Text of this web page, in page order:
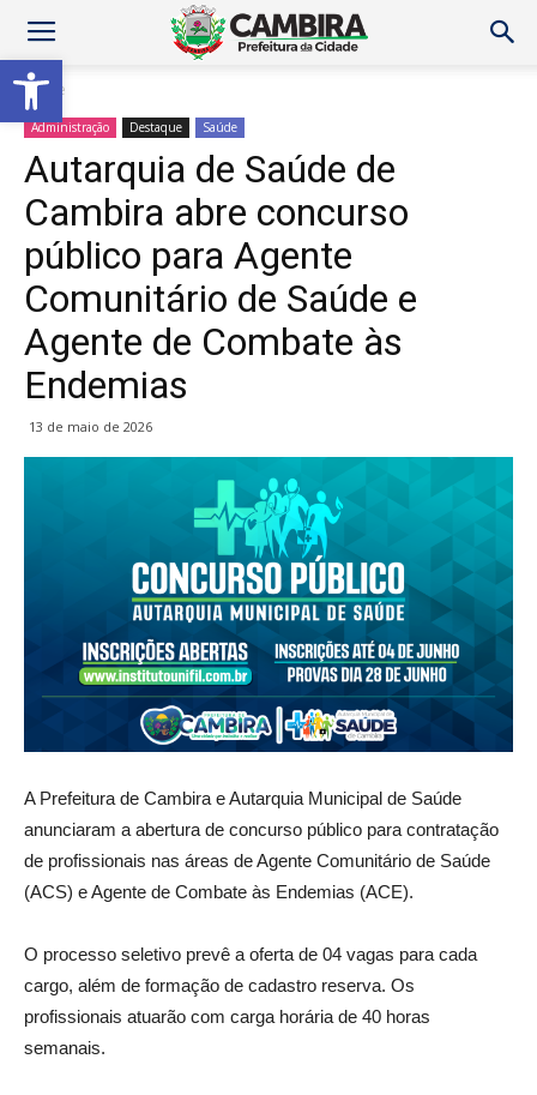
Abrir a barra de ferramentas
Home
Administração Destaque Saúde
Autarquia de Saúde de
Cambira abre concurso
público para Agente
Comunitário de Saúde e
Agente de Combate às
Endemias
13 de maio de 2026
A Prefeitura de Cambira e Autarquia Municipal de Saúde
anunciaram a abertura de concurso público para contratação
de profissionais nas áreas de Agente Comunitário de Saúde
(ACS) e Agente de Combate às Endemias (ACE).
O processo seletivo prevê a oferta de 04 vagas para cada
cargo, além de formação de cadastro reserva. Os
profissionais atuarão com carga horária de 40 horas
semanais.